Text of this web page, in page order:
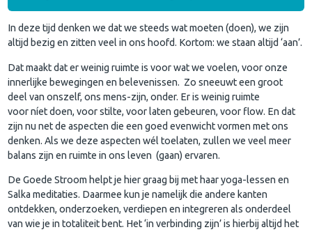
In deze tijd denken we dat we steeds wat moeten (doen), we zijn
altijd bezig en zitten veel in ons hoofd. Kortom: we staan altijd ‘aan’.
Dat maakt dat er weinig ruimte is voor wat we voelen, voor onze
innerlijke bewegingen en belevenissen. Zo sneeuwt een groot
deel van onszelf, ons mens-zijn, onder. Er is weinig ruimte
voor níet doen, voor stilte, voor laten gebeuren, voor flow. En dat
zijn nu net de aspecten die een goed evenwicht vormen met ons
denken. Als we deze aspecten wél toelaten, zullen we veel meer
balans zijn en ruimte in ons leven (gaan) ervaren.
​De Goede Stroom helpt je hier graag bij met haar yoga-lessen en
Salka meditaties. Daarmee kun je namelijk die andere kanten
ontdekken, onderzoeken, verdiepen en integreren als onderdeel
van wie je in totaliteit bent. Het ‘in verbinding zijn’ is hierbij altijd het